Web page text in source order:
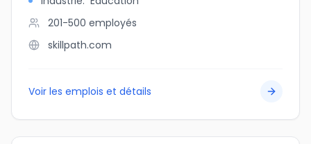
201-500 employés
skillpath.com
Voir les emplois et détails